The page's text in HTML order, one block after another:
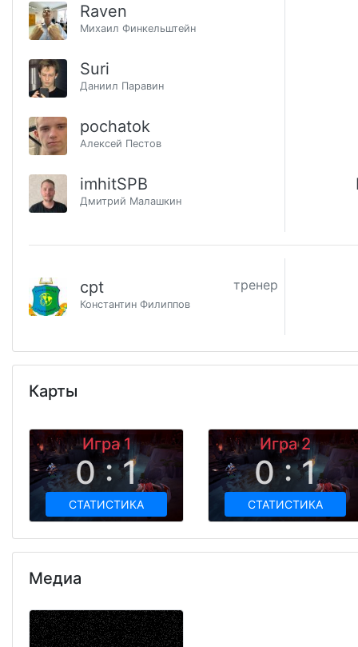
Raven
Михаил Финкельштейн
Suri
Даниил Паравин
pochatok
Алексей Пестов
imhitSPB
Дмитрий Малашкин
cpt тренер
Константин Филиппов
Карты
Игра 1
0 : 1
СТАТИСТИКА
Игра 2
0 : 1
СТАТИСТИКА
Медиа